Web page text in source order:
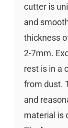
cutter is
and
thickness
2-7mm.
rest is in a
from dust.
and
material is